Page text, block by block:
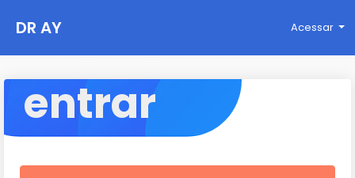
DR AY Acessar
entrar